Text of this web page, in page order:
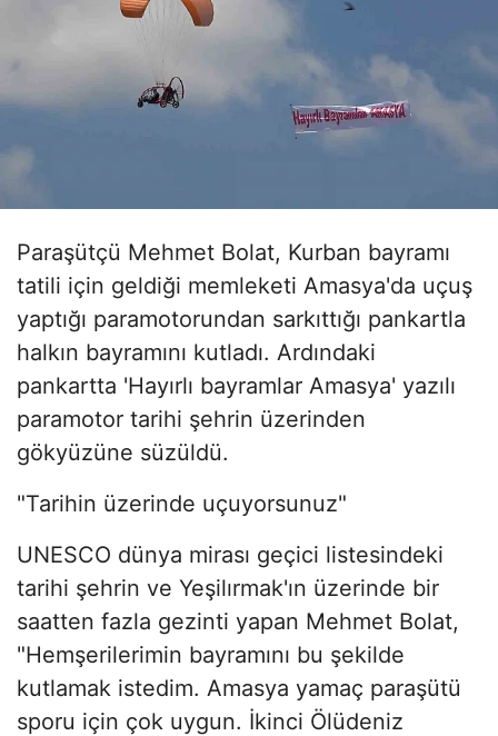
Paraşütçü Mehmet Bolat, Kurban bayramı
tatili için geldiği memleketi Amasya'da uçuş
yaptığı paramotorundan sarkıttığı pankartla
halkın bayramını kutladı. Ardındaki
pankartta 'Hayırlı bayramlar Amasya' yazılı
paramotor tarihi şehrin üzerinden
gökyüzüne süzüldü.
"Tarihin üzerinde uçuyorsunuz"
UNESCO dünya mirası geçici listesindeki
tarihi şehrin ve Yeşilırmak'ın üzerinde bir
saatten fazla gezinti yapan Mehmet Bolat,
"Hemşerilerimin bayramını bu şekilde
kutlamak istedim. Amasya yamaç paraşütü
sporu için çok uygun. İkinci Ölüdeniz